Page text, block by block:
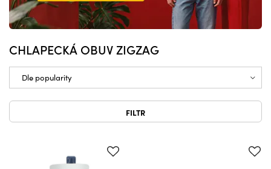
CHLAPECKÁ OBUV ZIGZAG
FILTR